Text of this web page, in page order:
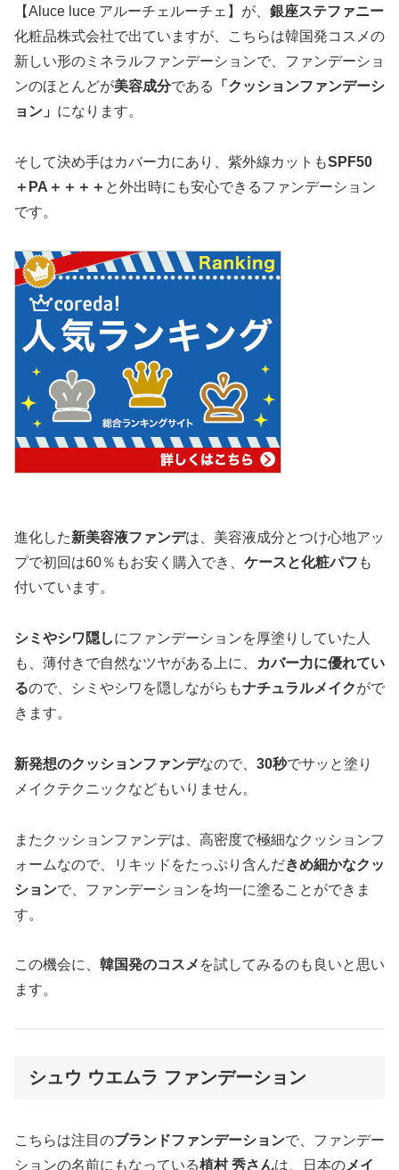
【Aluce luce アルーチェルーチェ】が、 銀座ステファニー
化粧品株式会社で出ていますが、こちらは韓国発コスメの
新しい形のミネラルファンデーションで、ファンデーショ
ンのほとんどが美容成分である
「クッションファンデーシ
ョン」 になります。
そして決め手はカバー力にあり、紫外線カットもSPF50
＋PA＋＋＋＋ と外出時にも安心できるファンデーション
です。
進化した新美容液ファンデは、美容液成分とつけ心地アッ
プで初回は60％もお安く購入でき、 ケースと化粧パフ も
付いています。
シミやシワ隠しにファンデーションを厚塗りしていた人
も、薄付きで自然なツヤがある上に、
カバー力に優れてい
るので、シミやシワを隠しながらもナチュラルメイクがで
きます。
新発想のクッションファンデなので、 30秒でサッと塗り
メイクテクニックなどもいりません。
またクッションファンデは、高密度で極細なクッションフ
ォームなので、リキッドをたっぷり含んだきめ細かなクッ
ションで、ファンデーションを均一に塗ることができま
す。
この機会に、 韓国発のコスメ を試してみるのも良いと思い
ます。
シュウ ウエムラ ファンデーション
こちらは注目のブランドファンデーションで、ファンデー
ションの名前にもなっている植村 秀さんは、日本のメイ